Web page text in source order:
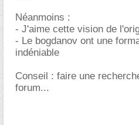
Néanmoins :
- J'aime cette vision de
- Le bogdanov ont une
indéniable
Conseil : faire une
forum...